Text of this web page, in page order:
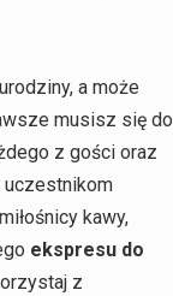
a może
musisz się do
z gości oraz
uczestnikom
kawy,
ekspresu do
z